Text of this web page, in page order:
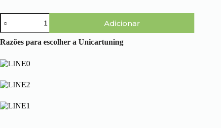
Quantidade
de
Audi
A3
(12-
16)
Grelha
Favo
de
Adicionar
Razões para escolher a Unicartuning